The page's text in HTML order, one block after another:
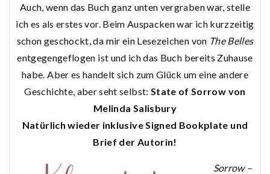
Auch, wenn das Buch ganz unten vergraben war, stelle
ich es als erstes vor. Beim Auspacken war ich kurzzeitig
schon geschockt, da mir ein Lesezeichen von The Belles
entgegengeflogen ist und ich das Buch bereits Zuhause
habe. Aber es handelt sich zum Glück um eine andere
Geschichte, aber seht selbst: State of Sorrow von
Melinda Salisbury
Natürlich wieder inklusive Signed Bookplate und
Brief der Autorin!
Sorrow –